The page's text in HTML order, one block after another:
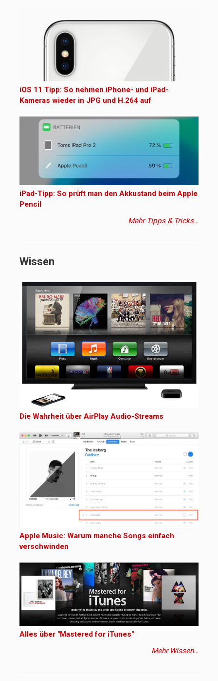
iOS 11 Tipp: So nehmen iPhone- und iPad-
Kameras wieder in JPG und H.264 auf
iPad-Tipp: So prüft man den Akkustand beim Apple
Pencil
Mehr Tipps & Tricks…
Wissen
Die Wahrheit über AirPlay Audio-Streams
Apple Music: Warum manche Songs einfach
verschwinden
Alles über "Mastered for iTunes"
Mehr Wissen…